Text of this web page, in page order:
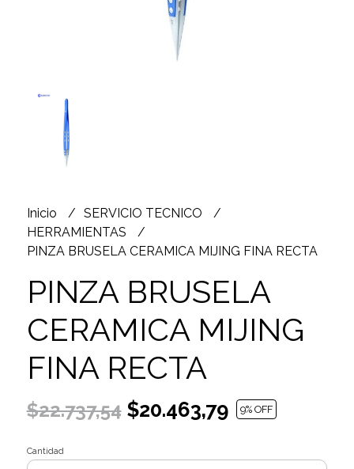
Inicio
SERVICIO TECNICO
HERRAMIENTAS
PINZA BRUSELA CERAMICA MIJING FINA RECTA
PINZA BRUSELA
CERAMICA MIJING
FINA RECTA
$22.737,54$20.463,79 9% OFF
Cantidad